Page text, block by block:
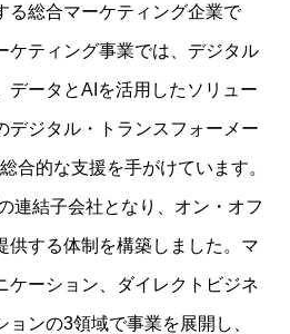
る総合マーケティング企業で
ケティング事業では、デジタル
データとAIを活用したソリュー
デジタル・トランスフォーメー
合的な支援を手がけています。
連結子会社となり、オン・オフ
供する体制を構築しました。マ
ケーション、ダイレクトビジネ
ンの3領域で事業を展開し、